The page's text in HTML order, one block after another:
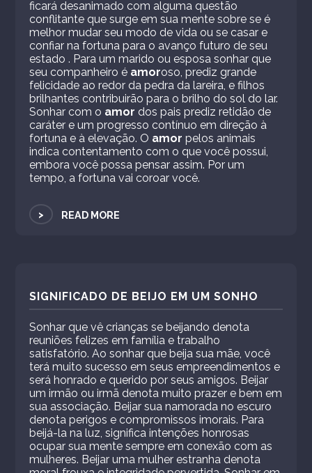
ficará desanimado com alguma questão
conflitante que surge em sua mente sobre se é
melhor mudar seu modo de vida ou se casar e
confiar na fortuna para o avanço futuro de seu
estado . Para um marido ou esposa sonhar que
seu companheiro é amoroso, prediz grande
felicidade ao redor da pedra da lareira, e filhos
brilhantes contribuirão para o brilho do sol do lar.
Sonhar com o amor dos pais prediz retidão de
caráter e um progresso contínuo em direção à
fortuna e à elevação. O amor pelos animais
indica contentamento com o que você possui,
embora você possa pensar assim. Por um
tempo, a fortuna vai coroar você.
> READ MORE
SIGNIFICADO DE BEIJO EM UM SONHO
Sonhar que vê crianças se beijando denota
reuniões felizes em família e trabalho
satisfatório. Ao sonhar que beija sua mãe, você
terá muito sucesso em seus empreendimentos e
será honrado e querido por seus amigos. Beijar
um irmão ou irmã denota muito prazer e bem em
sua associação. Beijar sua namorada no escuro
denota perigos e compromissos imorais. Para
beijá-la na luz, significa intenções honrosas
ocupar sua mente sempre em conexão com as
mulheres. Beijar uma mulher estranha denota